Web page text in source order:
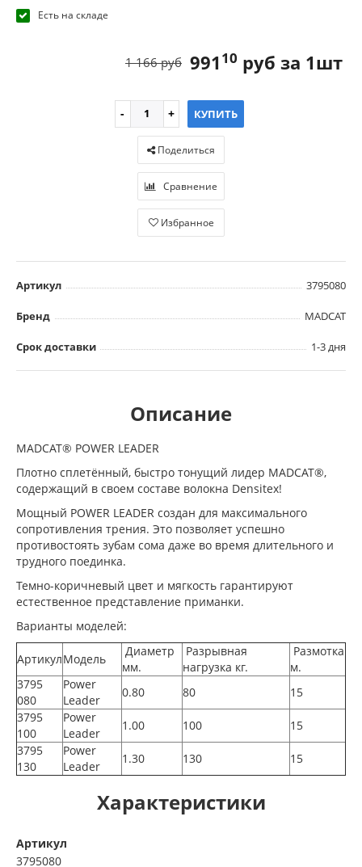
Есть на складе
991 10 руб за 1шт
1 166 руб
КУПИТЬ
Поделиться
Сравнение
Избранное
Артикул 3795080
Бренд MADCAT
Срок доставки 1-3 дня
Описание
MADCAT® POWER LEADER
Плотно сплетённый, быстро тонущий лидер MADCAT®,
содержащий в своем составе волокна Densitex!
Мощный POWER LEADER создан для максимального
сопротивления трения. Это позволяет успешно
противостоять зубам сома даже во время длительного и
трудного поединка.
Темно-коричневый цвет и мягкость гарантируют
естественное представление приманки.
Варианты моделей:
АртикулМодель
Диаметр
мм.
Разрывная
нагрузка кг.
Размотка
м.
3795
080
Power
Leader
0.80 80
15
3795
100
Power
Leader
1.00 100
15
3795
130
Power
Leader
1.30 130 15
Характеристики
Артикул
3795080